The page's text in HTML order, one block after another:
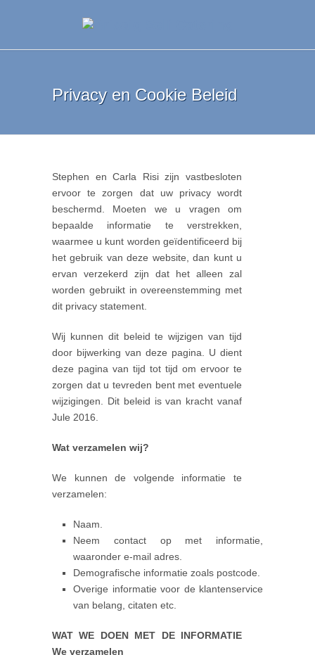
Privacy en Cookie Beleid
Stephen en Carla Risi zijn vastbesloten
ervoor te zorgen dat uw privacy wordt
beschermd. Moeten we u vragen om
bepaalde informatie te verstrekken,
waarmee u kunt worden geïdentificeerd bij
het gebruik van deze website, dan kunt u
ervan verzekerd zijn dat het alleen zal
worden gebruikt in overeenstemming met
dit privacy statement.
Wij kunnen dit beleid te wijzigen van tijd
door bijwerking van deze pagina. U dient
deze pagina van tijd tot tijd om ervoor te
zorgen dat u tevreden bent met eventuele
wijzigingen. Dit beleid is van kracht vanaf
Jule 2016.
Wat verzamelen wij?
We kunnen de volgende informatie te
verzamelen:
Naam.
Neem contact op met informatie,
waaronder e-mail adres.
Demografische informatie zoals postcode.
Overige informatie voor de klantenservice
van belang, citaten etc.
WAT WE DOEN MET DE INFORMATIE
We verzamelen